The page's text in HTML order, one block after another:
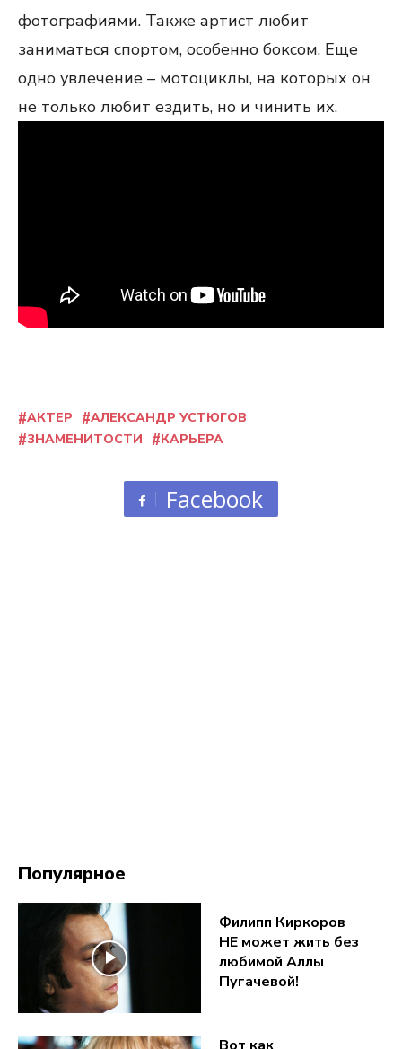
фотографиями. Также артист любит
заниматься спортом, особенно боксом. Еще
одно увлечение – мотоциклы, на которых он
не только любит ездить, но и чинить их.
АКТЕР
АЛЕКСАНДР УСТЮГОВ
ЗНАМЕНИТОСТИ
КАРЬЕРА
Facebook
Популярное
Филипп Киркоров
НЕ может жить без
любимой Аллы
Пугачевой!